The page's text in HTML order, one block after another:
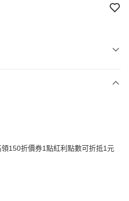
150折價券1點紅利點數可折抵1元